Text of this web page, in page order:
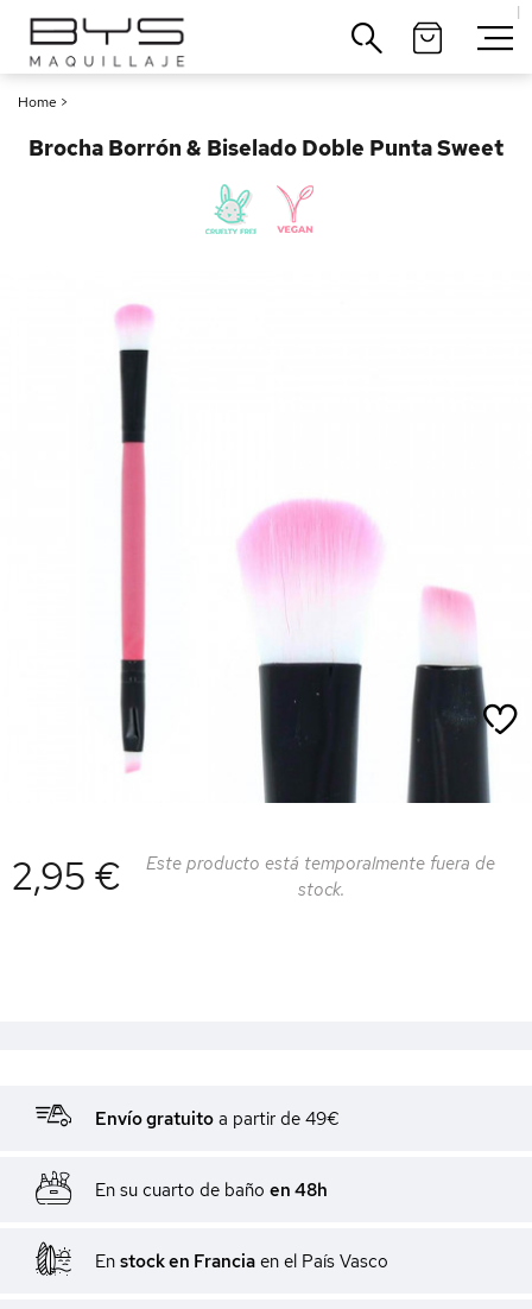
|
Home >
Brocha Borrón & Biselado Doble Punta Sweet
2,95 €
Este producto está temporalmente fuera de
stock.
Envío gratuito a partir de 49€
En su cuarto de baño en 48h
En stock en Francia en el País Vasco
Cerrar